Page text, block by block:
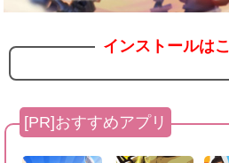
インストールは